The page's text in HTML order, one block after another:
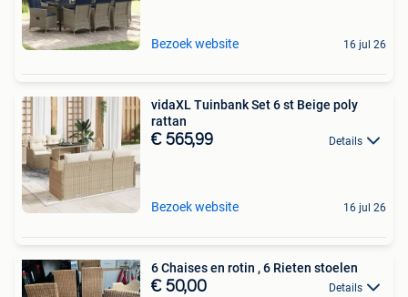
Bezoek website 16 jul 26
vidaXL Tuinbank Set 6 st Beige poly
rattan
€ 565,99 Details
Bezoek website 16 jul 26
6 Chaises en rotin , 6 Rieten stoelen
€ 50,00 Details